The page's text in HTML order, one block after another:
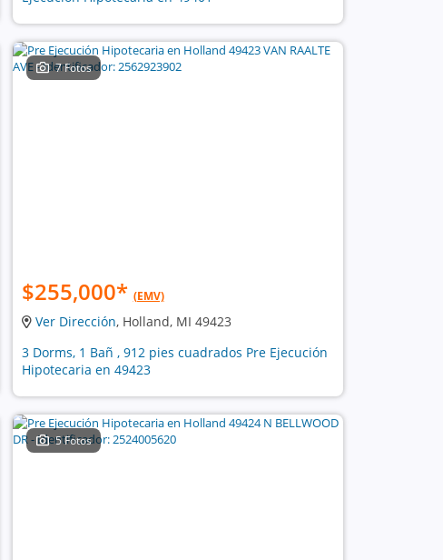
7 Fotos
$255,000* (EMV)
Ver Dirección, Holland, MI 49423
3 Dorms, 1 Bañ , 912 pies cuadrados Pre Ejecución
Hipotecaria en 49423
5 Fotos